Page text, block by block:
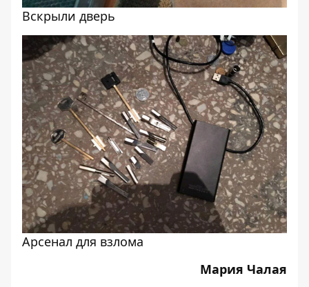
Вскрыли дверь
Арсенал для взлома
Мария Чалая